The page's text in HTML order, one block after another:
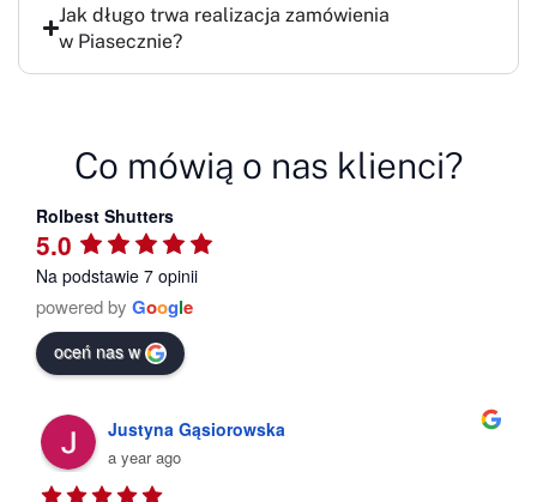
Jak długo trwa realizacja zamówienia
w Piasecznie?
Co mówią o nas klienci?
Rolbest Shutters
5.0
Na podstawie 7 opinii
powered by Google
oceń nas w
Kat Ho-Su